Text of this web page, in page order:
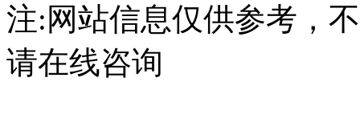
注:网站信息仅供参考，
请在线咨询